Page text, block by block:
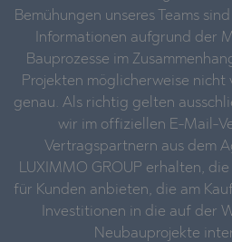
Bemühungen unseres Teams
Informationen aufgrund der
Bauprozesse im
Projekten möglicherweise
genau. Als richtig gelten
wir im offiziellen E-Mail-
Vertragspartnern aus dem
LUXIMMO GROUP erhalten,
für Kunden anbieten, die am
Investitionen in die auf der
Neubauprojekte